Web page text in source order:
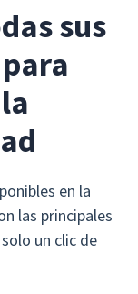
sus
en la
las principales
un clic de